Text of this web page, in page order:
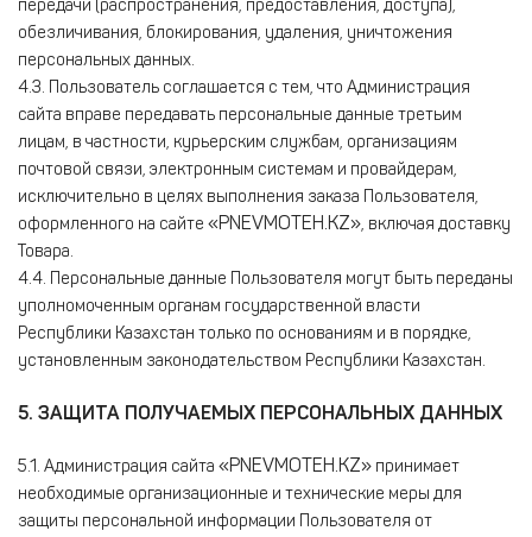
передачи (распространения, предоставления, доступа),
обезличивания, блокирования, удаления, уничтожения
персональных данных.
4.3. Пользователь соглашается с тем, что Администрация
сайта вправе передавать персональные данные третьим
лицам, в частности, курьерским службам, организациям
почтовой связи, электронным системам и провайдерам,
исключительно в целях выполнения заказа Пользователя,
оформленного на сайте «PNEVMOTEH.KZ», включая доставку
Товара.
4.4. Персональные данные Пользователя могут быть переданы
уполномоченным органам государственной власти
Республики Казахстан только по основаниям и в порядке,
установленным законодательством Республики Казахстан.
5. ЗАЩИТА ПОЛУЧАЕМЫХ ПЕРСОНАЛЬНЫХ ДАННЫХ
5.1. Администрация сайта «PNEVMOTEH.KZ» принимает
необходимые организационные и технические меры для
защиты персональной информации Пользователя от